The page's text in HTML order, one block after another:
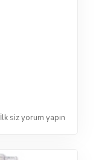
İlk siz yorum yapın